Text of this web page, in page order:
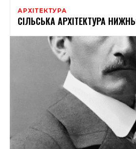
АРХІТЕКТУРА
СІЛЬСЬКА АРХІТЕКТУРА